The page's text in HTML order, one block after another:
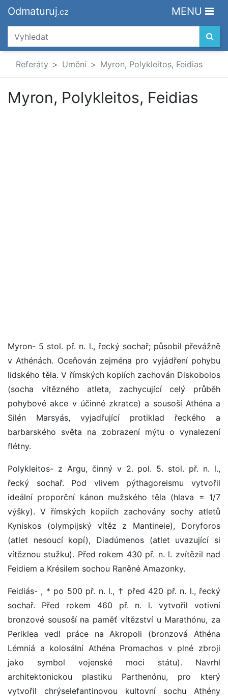
Odmaturuj.cz MENU
Referáty Umění Myron, Polykleitos, Feidias
Myron, Polykleitos, Feidias
Myron- 5 stol. př. n. l., řecký sochař; působil převážně
v Athénách. Oceňován zejména pro vyjádření pohybu
lidského těla. V římských kopiích zachován Diskobolos
(socha vítězného atleta, zachycující celý průběh
pohybové akce v účinné zkratce) a sousoší Athéna a
Silén Marsyás, vyjadřující protiklad řeckého a
barbarského světa na zobrazení mýtu o vynalezení
flétny.
Polykleitos- z Argu, činný v 2. pol. 5. stol. př. n. l.,
řecký sochař. Pod vlivem pýthagoreismu vytvořil
ideální proporční kánon mužského těla (hlava = 1/7
výšky). V římských kopiích zachovány sochy atletů
Kyniskos (olympijský vítěz z Mantineie), Doryforos
(atlet nesoucí kopí), Diadúmenos (atlet uvazující si
vítěznou stužku). Před rokem 430 př. n. l. zvítězil nad
Feidiem a Krésilem sochou Raněné Amazonky.
Feidiás- , * po 500 př. n. l., † před 420 př. n. l., řecký
sochař. Před rokem 460 př. n. l. vytvořil votivní
bronzové sousoší na paměť vítězství u Marathónu, za
Periklea vedl práce na Akropoli (bronzová Athéna
Lémniá a kolosální Athéna Promachos v plné zbroji
jako symbol vojenské moci státu). Navrhl
architektonickou plastiku Parthenónu, pro který
vytvořil chrýselefantinovou kultovní sochu Athény